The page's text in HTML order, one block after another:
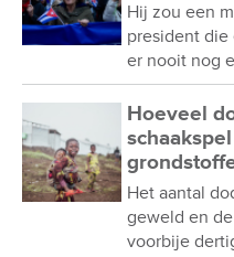
Hij zou een
president
er nooit nog
Hoeveel
Het aantal
geweld en
voorbije